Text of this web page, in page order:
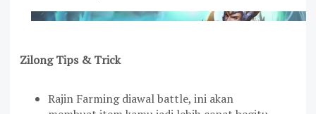
Zilong Tips & Trick
Rajin Farming diawal battle, ini akan